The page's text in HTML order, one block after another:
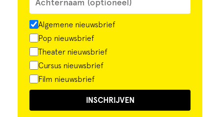
Algemene nieuwsbrief
Pop nieuwsbrief
Theater nieuwsbrief
Cursus nieuwsbrief
Film nieuwsbrief
INSCHRIJVEN